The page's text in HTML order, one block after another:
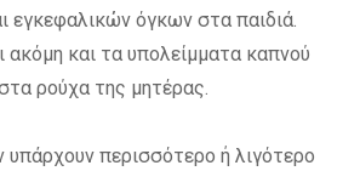
εγκεφαλικών όγκων στα παιδιά.
ακόμη και τα υπολείμματα καπνού
ρούχα της μητέρας.
υπάρχουν περισσότερο ή λιγότερο